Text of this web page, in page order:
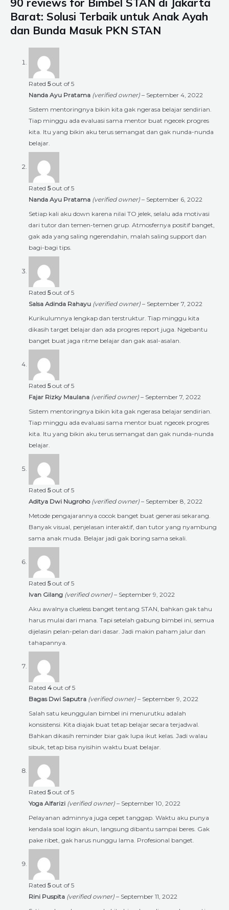
Barat: Solusi Terbaik untuk Anak Ayah
dan Bunda Masuk PKN STAN
Rated 5out of 5
Nanda Ayu Pratama (verified owner) – September 4, 2022
Sistem mentoringnya bikin kita gak ngerasa belajar sendirian.
Tiap minggu ada evaluasi sama mentor buat ngecek progres
kita. Itu yang bikin aku terus semangat dan gak nunda-nunda
belajar.
Rated 5out of 5
Nanda Ayu Pratama (verified owner) – September 6, 2022
Setiap kali aku down karena nilai TO jelek, selalu ada motivasi
dari tutor dan temen-temen grup. Atmosfernya positif banget,
gak ada yang saling ngerendahin, malah saling support dan
bagi-bagi tips.
Rated 5out of 5
Salsa Adinda Rahayu (verified owner) – September 7, 2022
Kurikulumnya lengkap dan terstruktur. Tiap minggu kita
dikasih target belajar dan ada progres report juga. Ngebantu
banget buat jaga ritme belajar dan gak asal-asalan.
Rated 5out of 5
Fajar Rizky Maulana (verified owner) – September 7, 2022
Sistem mentoringnya bikin kita gak ngerasa belajar sendirian.
Tiap minggu ada evaluasi sama mentor buat ngecek progres
kita. Itu yang bikin aku terus semangat dan gak nunda-nunda
belajar.
Rated 5out of 5
Aditya Dwi Nugroho (verified owner) – September 8, 2022
Metode pengajarannya cocok banget buat generasi sekarang.
Banyak visual, penjelasan interaktif, dan tutor yang nyambung
sama anak muda. Belajar jadi gak boring sama sekali.
Rated 5out of 5
Ivan Gilang (verified owner) – September 9, 2022
Aku awalnya clueless banget tentang STAN, bahkan gak tahu
harus mulai dari mana. Tapi setelah gabung bimbel ini, semua
dijelasin pelan-pelan dari dasar. Jadi makin paham jalur dan
tahapannya.
Rated 4 out of 5
Bagas Dwi Saputra (verified owner) – September 9, 2022
Salah satu keunggulan bimbel ini menurutku adalah
konsistensi. Kita diajak buat tetap belajar secara terjadwal.
Bahkan dikasih reminder biar gak lupa ikut kelas. Jadi walau
sibuk, tetap bisa nyisihin waktu buat belajar.
Rated 5out of 5
Yoga Alfarizi (verified owner) – September 10, 2022
Pelayanan adminnya juga cepet tanggap. Waktu aku punya
kendala soal login akun, langsung dibantu sampai beres. Gak
pake ribet, gak harus nunggu lama. Profesional banget.
Rated 5out of 5
Rini Puspita (verified owner) – September 11, 2022